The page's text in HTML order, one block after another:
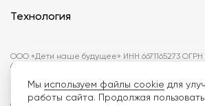
Технология
ООО «Дети наше будущее» ИНН 6671165273 ОГРН
667101001 БИК 046577674
Информация на сайте не является публичной
могут отличаться от поставляемых товаров.
собой право изменить цены и характеристики
Мы используем файлы cookie для
работы сайта. Продолжая